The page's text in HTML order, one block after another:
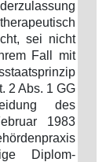
sei nicht
Fall mit
2 Abs. 1 GG
des
1983
Diplom-